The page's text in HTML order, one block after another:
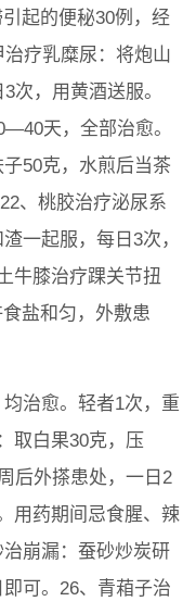
起的便秘30例，经
疗乳糜尿：将炮山
次，用黄酒送服。
天，全部治愈。
50克，水煎后当茶
、桃胶治疗泌尿系
一起服，每日3次，
牛膝治疗踝关节扭
盐和匀，外敷患
治愈。轻者1次，重
取白果30克，压
后外搽患处，一日2
用药期间忌食腥、辣
崩漏：蚕砂炒炭研
可。26、青葙子治